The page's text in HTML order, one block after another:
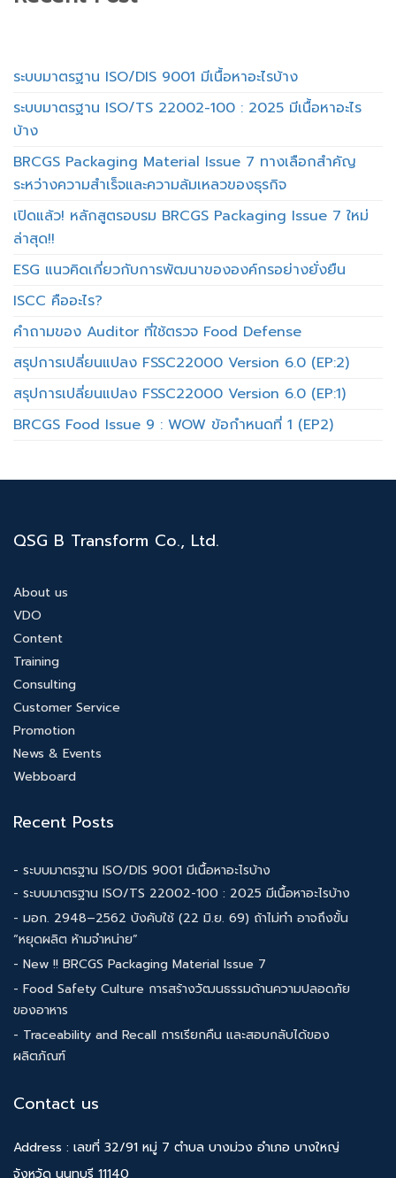
ระบบมาตรฐาน ISO/DIS 9001 มีเนื้อหาอะไรบ้าง
ระบบมาตรฐาน ISO/TS 22002-100 : 2025 มีเนื้อหาอะไร
บ้าง
BRCGS Packaging Material Issue 7 ทางเลือกสำคัญ
ระหว่างความสำเร็จและความล้มเหลวของธุรกิจ
เปิดแล้ว! หลักสูตรอบรม BRCGS Packaging Issue 7 ใหม่
ล่าสุด!!
ESG แนวคิดเกี่ยวกับการพัฒนาขององค์กรอย่างยั่งยืน
ISCC คืออะไร?
คำถามของ Auditor ที่ใช้ตรวจ Food Defense
สรุปการเปลี่ยนแปลง FSSC22000 Version 6.0 (EP:2)
สรุปการเปลี่ยนแปลง FSSC22000 Version 6.0 (EP:1)
BRCGS Food Issue 9 : WOW ข้อกำหนดที่ 1 (EP2)
QSG B Transform Co., Ltd.
About us
VDO
Content
Training
Consulting
Customer Service
Promotion
News & Events
Webboard
Recent Posts
- ระบบมาตรฐาน ISO/DIS 9001 มีเนื้อหาอะไรบ้าง
- ระบบมาตรฐาน ISO/TS 22002-100 : 2025 มีเนื้อหาอะไรบ้าง
- มอก. 2948–2562 บังคับใช้ (22 มิ.ย. 69) ถ้าไม่ทำ อาจถึงขั้น
“หยุดผลิต ห้ามจำหน่าย”
- New !! BRCGS Packaging Material Issue 7
- Food Safety Culture การสร้างวัฒนธรรมด้านความปลอดภัย
ของอาหาร
- Traceability and Recall การเรียกคืน และสอบกลับได้ของ
ผลิตภัณฑ์
Contact us
Address : เลขที่ 32/91 หมู่ 7 ตำบล บางม่วง อำเภอ บางใหญ่
จังหวัด นนทบุรี 11140